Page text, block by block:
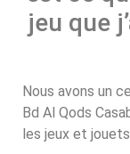
jeu que
Nous avons un
Bd Al Qods
les jeux et